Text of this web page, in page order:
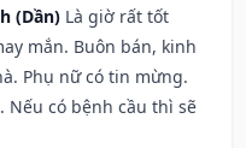
(Dần) Là giờ rất tốt
mắn. Buôn bán, kinh
Phụ nữ có tin mừng.
Nếu có bệnh cầu thì sẽ